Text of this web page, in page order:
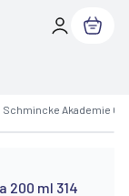
Sepetim
Schmincke Akademie Öl
200 ml 314